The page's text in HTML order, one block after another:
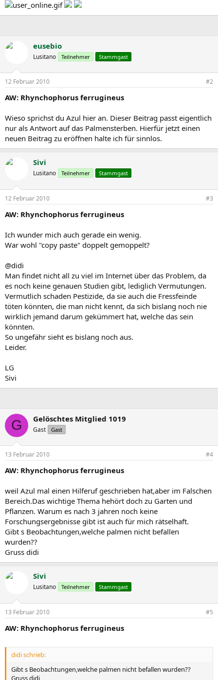
eusebio
Lusitano Teilnehmer Stammgast
12 Februar 2010 #2
AW: Rhynchophorus ferrugineus
Wieso sprichst du Azul hier an. Dieser Beitrag passt eigentlich
nur als Antwort auf das Palmensterben. Hierfür jetzt einen
neuen Beitrag zu eröffnen halte ich für sinnlos.
Sivi
Lusitano Teilnehmer Stammgast
12 Februar 2010 #3
AW: Rhynchophorus ferrugineus
Ich wunder mich auch gerade ein wenig.
War wohl "copy paste" doppelt gemoppelt?
@didi
Man findet nicht all zu viel im Internet über das Problem, da
es noch keine genauen Studien gibt, lediglich Vermutungen.
Vermutlich schaden Pestizide, da sie auch die Fressfeinde
töten könnten, die man nicht kennt, da sich bislang noch nie
wirklich jemand darum gekümmert hat, welche das sein
könnten.
So ungefähr sieht es bislang noch aus.
Leider.
LG
Sivi
G Gelöschtes Mitglied 1019
Gast Gast
13 Februar 2010 #4
AW: Rhynchophorus ferrugineus
weil Azul mal einen Hilferuf geschrieben hat,aber im Falschen
Bereich.Das wichtige Thema hehört doch zu Garten und
Pflanzen. Warum es nach 3 jahren noch keine
Forschungsergebnisse gibt ist auch für mich rätselhaft.
Gibt s Beobachtungen,welche palmen nicht befallen
wurden??
Gruss didi
Sivi
Lusitano Teilnehmer Stammgast
13 Februar 2010 #5
AW: Rhynchophorus ferrugineus
didi schrieb:
Gibt s Beobachtungen,welche palmen nicht befallen wurden??
Gruss didi